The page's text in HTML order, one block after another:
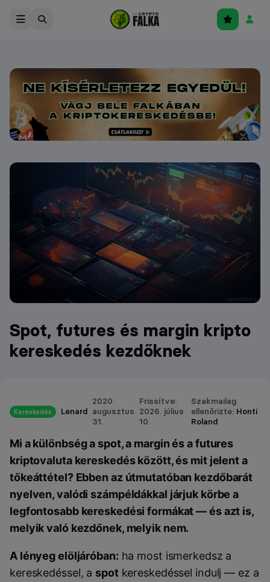
Spot, futures és margin kripto
kereskedés kezdőknek
Kereskedés Lenard
2020.
augusztus
31.
Frissítve:
2026. július
10.
Szakmailag
ellenőrizte: Honti
Roland
Mi a különbség a spot, a margin és a futures
kriptovaluta kereskedés között, és mit jelent a
tőkeáttétel? Ebben az útmutatóban kezdőbarát
nyelven, valódi számpéldákkal járjuk körbe a
legfontosabb kereskedési formákat — és azt is,
melyik való kezdőnek, melyik nem.
A lényeg elöljáróban: ha most ismerkedsz a
kereskedéssel, a spotkereskedéssel indulj — ez a